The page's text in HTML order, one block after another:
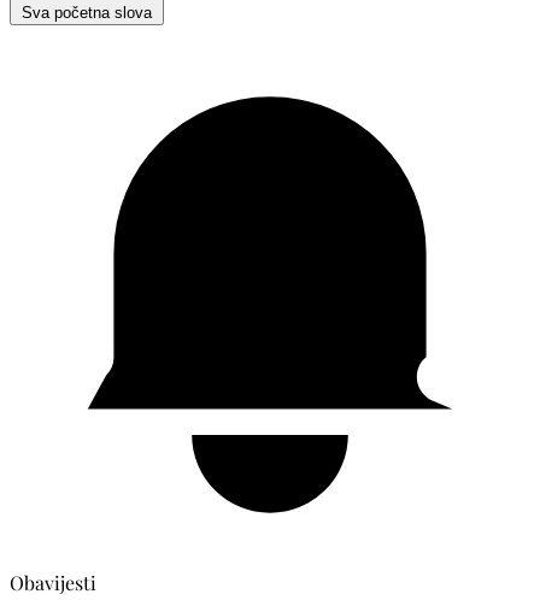
Sva početna slova
Obavijesti